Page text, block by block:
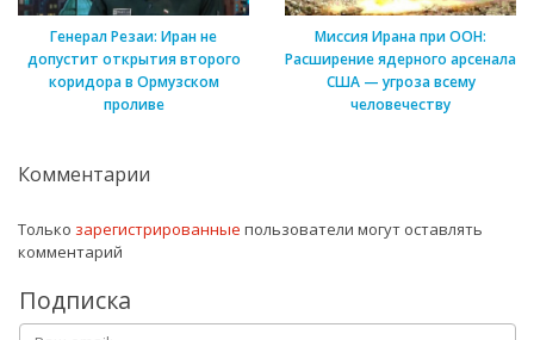
Генерал Резаи: Иран не
допустит открытия второго
коридора в Ормузском
проливе
Миссия Ирана при ООН:
Расширение ядерного арсенала
США — угроза всему
человечеству
Комментарии
Только зарегистрированные пользователи могут оставлять
комментарий
Подписка